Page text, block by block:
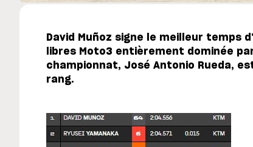
David Muñoz signe le meilleur temps
libres Moto3 entièrement dominée
championnat, José Antonio Rueda,
rang.